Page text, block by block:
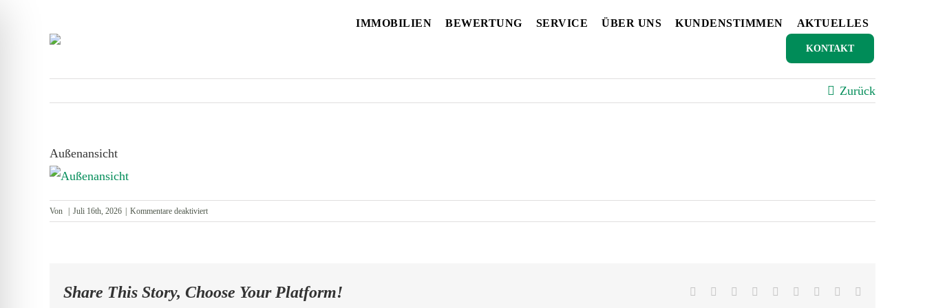
IMMOBILIEN BEWERTUNG SERVICE ÜBER UNS KUNDENSTIMMEN AKTUELLES
KONTAKT
Zurück
Außenansicht
Von | Juli 16th, 2026 | Kommentare deaktiviertfür
Außenansicht
Share This Story, Choose Your Platform! Facebook Reddit LinkedInWhatsApp
TumblrPinterest